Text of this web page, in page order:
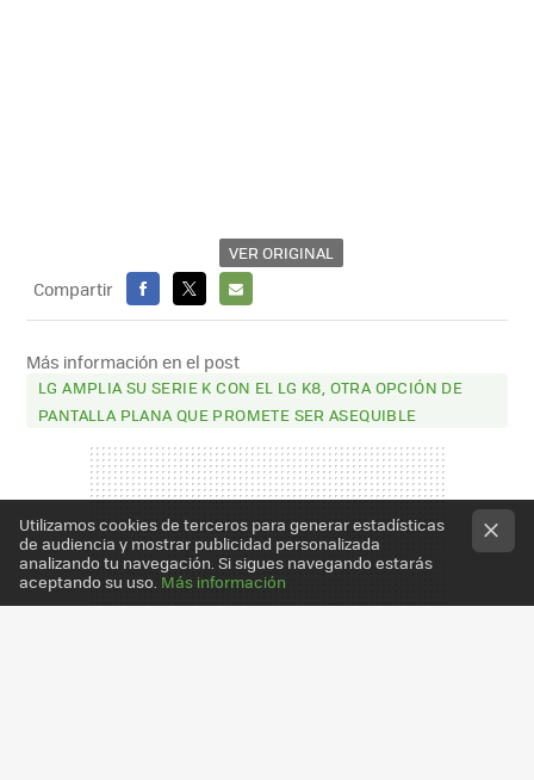
VER ORIGINAL
Compartir
FACEBOOK
X
E-
MAIL
Más información en el post
LG AMPLIA SU SERIE K CON EL LG K8, OTRA OPCIÓN DE
PANTALLA PLANA QUE PROMETE SER ASEQUIBLE
Utilizamos cookies de terceros para generar estadísticas
de audiencia y mostrar publicidad personalizada
analizando tu navegación. Si sigues navegando estarás
aceptando su uso. Más información